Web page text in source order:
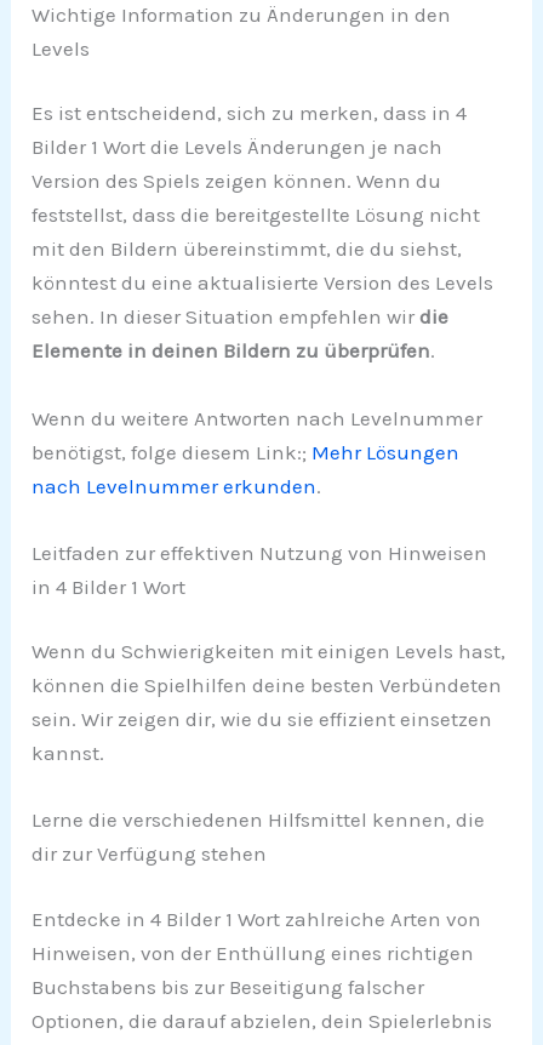
Wichtige Information zu Änderungen in den
Levels
Es ist entscheidend, sich zu merken, dass in 4
Bilder 1 Wort die Levels Änderungen je nach
Version des Spiels zeigen können. Wenn du
feststellst, dass die bereitgestellte Lösung nicht
mit den Bildern übereinstimmt, die du siehst,
könntest du eine aktualisierte Version des Levels
sehen. In dieser Situation empfehlen wirdie
Elemente in deinen Bildern zu überprüfen.
Wenn du weitere Antworten nach Levelnummer
benötigst, folge diesem Link:; Mehr Lösungen
nach Levelnummer erkunden.
Leitfaden zur effektiven Nutzung von Hinweisen
in 4 Bilder 1 Wort
Wenn du Schwierigkeiten mit einigen Levels hast,
können die Spielhilfen deine besten Verbündeten
sein. Wir zeigen dir, wie du sie effizient einsetzen
kannst.
Lerne die verschiedenen Hilfsmittel kennen, die
dir zur Verfügung stehen
Entdecke in 4 Bilder 1 Wort zahlreiche Arten von
Hinweisen, von der Enthüllung eines richtigen
Buchstabens bis zur Beseitigung falscher
Optionen, die darauf abzielen, dein Spielerlebnis